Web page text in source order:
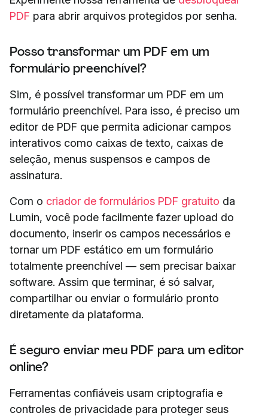
PDF para abrir arquivos protegidos por senha.
Posso transformar um PDF em um
formulário preenchível?
Sim, é possível transformar um PDF em um
formulário preenchível. Para isso, é preciso um
editor de PDF que permita adicionar campos
interativos como caixas de texto, caixas de
seleção, menus suspensos e campos de
assinatura.
Com o criador de formulários PDF gratuito da
Lumin, você pode facilmente fazer upload do
documento, inserir os campos necessários e
tornar um PDF estático em um formulário
totalmente preenchível — sem precisar baixar
software. Assim que terminar, é só salvar,
compartilhar ou enviar o formulário pronto
diretamente da plataforma.
É seguro enviar meu PDF para um editor
online?
Ferramentas confiáveis usam criptografia e
controles de privacidade para proteger seus